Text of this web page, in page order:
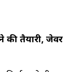
की तैयारी, जेवर